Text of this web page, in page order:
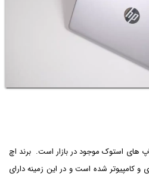
های استوک موجود در بازار است. برند اچ
و کامپیوتر شده است و در این زمینه دارای